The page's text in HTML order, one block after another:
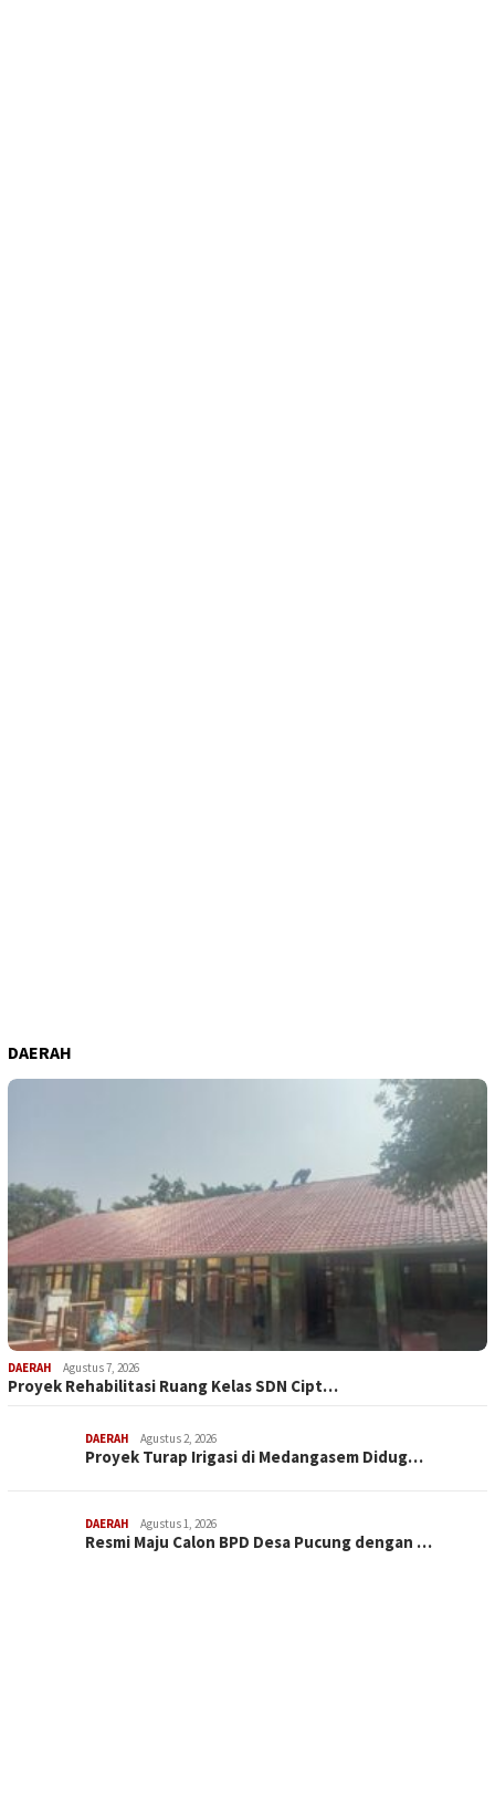
DAERAH
DAERAH Agustus 7, 2026
Proyek Rehabilitasi Ruang Kelas SDN Cipt…
DAERAH Agustus 2, 2026
Proyek Turap Irigasi di Medangasem Didug…
DAERAH Agustus 1, 2026
Resmi Maju Calon BPD Desa Pucung dengan …